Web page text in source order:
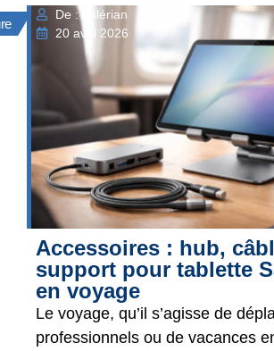
De : Valérian
20 avril 2026
Accessoires : hub,
support pour tablette
en voyage
Le voyage, qu’il s’agisse de
professionnels ou de vacances